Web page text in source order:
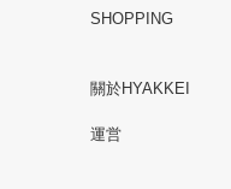
SHOPPING
關於HYAKKEI
運営